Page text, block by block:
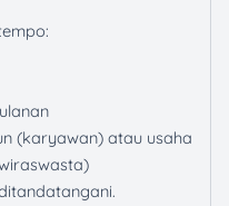
(karyawan) atau usaha